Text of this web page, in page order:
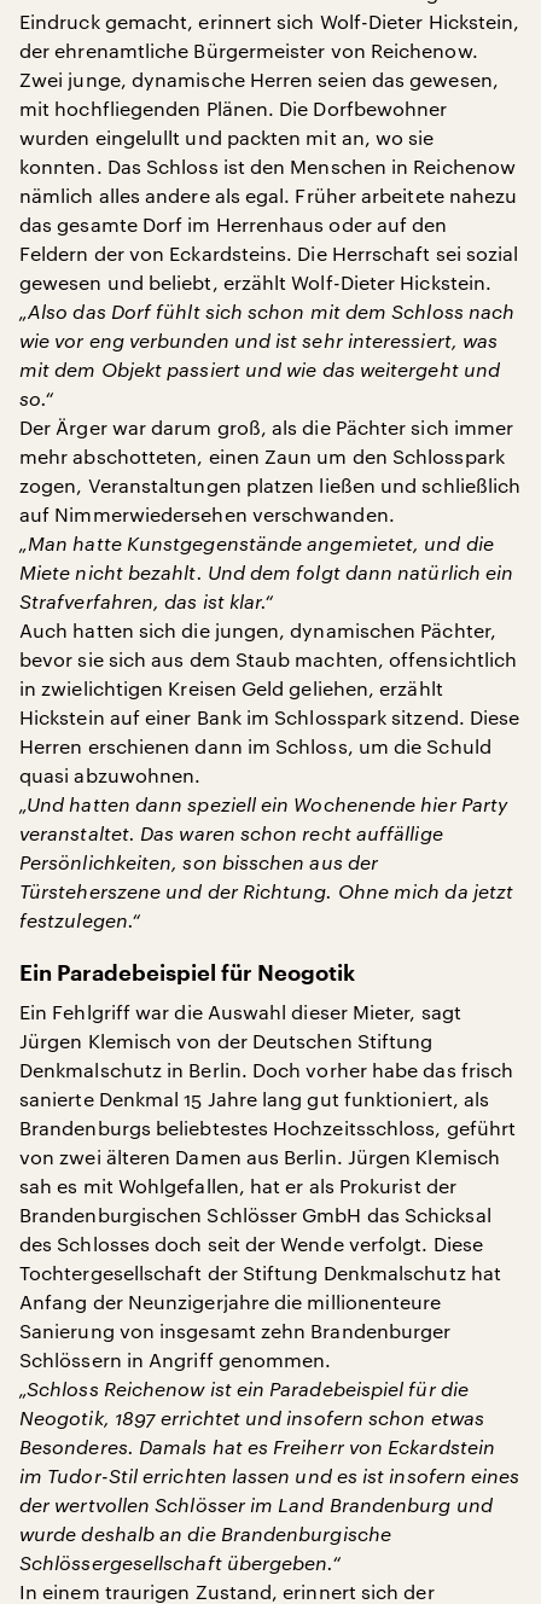
Eindruck gemacht, erinnert sich Wolf-Dieter Hickstein,
der ehrenamtliche Bürgermeister von Reichenow.
Zwei junge, dynamische Herren seien das gewesen,
mit hochfliegenden Plänen. Die Dorfbewohner
wurden eingelullt und packten mit an, wo sie
konnten. Das Schloss ist den Menschen in Reichenow
nämlich alles andere als egal. Früher arbeitete nahezu
das gesamte Dorf im Herrenhaus oder auf den
Feldern der von Eckardsteins. Die Herrschaft sei sozial
gewesen und beliebt, erzählt Wolf-Dieter Hickstein.
„Also das Dorf fühlt sich schon mit dem Schloss nach
wie vor eng verbunden und ist sehr interessiert, was
mit dem Objekt passiert und wie das weitergeht und
so.“
Der Ärger war darum groß, als die Pächter sich immer
mehr abschotteten, einen Zaun um den Schlosspark
zogen, Veranstaltungen platzen ließen und schließlich
auf Nimmerwiedersehen verschwanden.
„Man hatte Kunstgegenstände angemietet, und die
Miete nicht bezahlt. Und dem folgt dann natürlich ein
Strafverfahren, das ist klar.“
Auch hatten sich die jungen, dynamischen Pächter,
bevor sie sich aus dem Staub machten, offensichtlich
in zwielichtigen Kreisen Geld geliehen, erzählt
Hickstein auf einer Bank im Schlosspark sitzend. Diese
Herren erschienen dann im Schloss, um die Schuld
quasi abzuwohnen.
„Und hatten dann speziell ein Wochenende hier Party
veranstaltet. Das waren schon recht auffällige
Persönlichkeiten, son bisschen aus der
Türsteherszene und der Richtung. Ohne mich da jetzt
festzulegen.“
Ein Paradebeispiel für Neogotik
Ein Fehlgriff war die Auswahl dieser Mieter, sagt
Jürgen Klemisch von der Deutschen Stiftung
Denkmalschutz in Berlin. Doch vorher habe das frisch
sanierte Denkmal 15 Jahre lang gut funktioniert, als
Brandenburgs beliebtestes Hochzeitsschloss, geführt
von zwei älteren Damen aus Berlin. Jürgen Klemisch
sah es mit Wohlgefallen, hat er als Prokurist der
Brandenburgischen Schlösser GmbH das Schicksal
des Schlosses doch seit der Wende verfolgt. Diese
Tochtergesellschaft der Stiftung Denkmalschutz hat
Anfang der Neunzigerjahre die millionenteure
Sanierung von insgesamt zehn Brandenburger
Schlössern in Angriff genommen.
„Schloss Reichenow ist ein Paradebeispiel für die
Neogotik, 1897 errichtet und insofern schon etwas
Besonderes. Damals hat es Freiherr von Eckardstein
im Tudor-Stil errichten lassen und es ist insofern eines
der wertvollen Schlösser im Land Brandenburg und
wurde deshalb an die Brandenburgische
Schlössergesellschaft übergeben.“
In einem traurigen Zustand, erinnert sich der